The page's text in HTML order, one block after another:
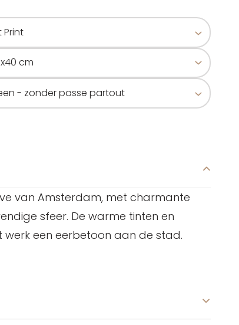
van Amsterdam, met charmante
sfeer. De warme tinten en
werk een eerbetoon aan de stad.